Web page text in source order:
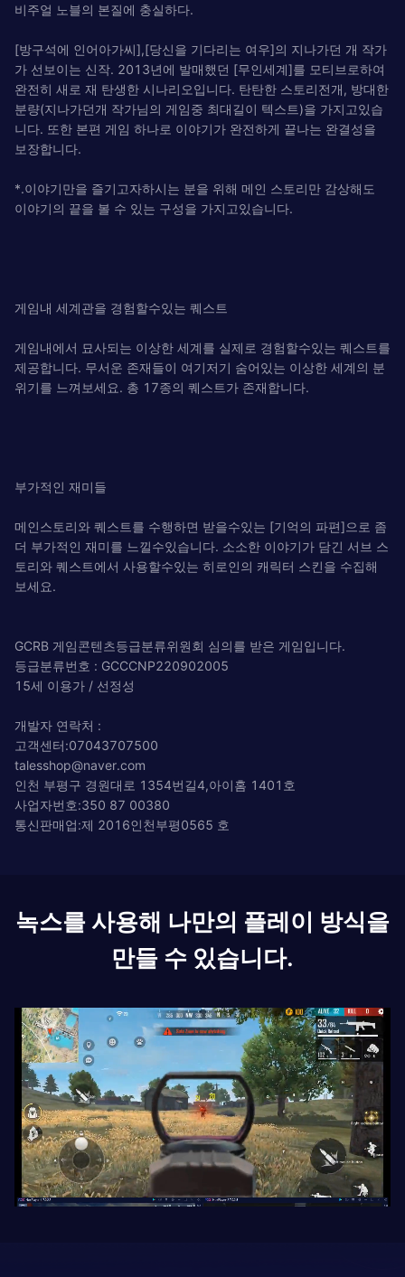
비주얼 노블의 본질에 충실하다.
[방구석에 인어아가씨],[당신을 기다리는 여우]의 지나가던 개 작가
가 선보이는 신작. 2013년에 발매했던 [무인세계]를 모티브로하여
완전히 새로 재 탄생한 시나리오입니다. 탄탄한 스토리전개, 방대한
분량(지나가던개 작가님의 게임중 최대길이 텍스트)을 가지고있습
니다. 또한 본편 게임 하나로 이야기가 완전하게 끝나는 완결성을
보장합니다.
*.이야기만을 즐기고자하시는 분을 위해 메인 스토리만 감상해도
이야기의 끝을 볼 수 있는 구성을 가지고있습니다.
게임내 세계관을 경험할수있는 퀘스트
게임내에서 묘사되는 이상한 세계를 실제로 경험할수있는 퀘스트를
제공합니다. 무서운 존재들이 여기저기 숨어있는 이상한 세계의 분
위기를 느껴보세요. 총 17종의 퀘스트가 존재합니다.
부가적인 재미들
메인스토리와 퀘스트를 수행하면 받을수있는 [기억의 파편]으로 좀
더 부가적인 재미를 느낄수있습니다. 소소한 이야기가 담긴 서브 스
토리와 퀘스트에서 사용할수있는 히로인의 캐릭터 스킨을 수집해
보세요.
GCRB 게임콘텐츠등급분류위원회 심의를 받은 게임입니다.
등급분류번호 : GCCCNP220902005
15세 이용가 / 선정성
개발자 연락처 :
고객센터:07043707500
talesshop@naver.com
인천 부평구 경원대로 1354번길4,아이홈 1401호
사업자번호:350 87 00380
통신판매업:제 2016인천부평0565 호
녹스를 사용해 나만의 플레이 방식을
만들 수 있습니다.